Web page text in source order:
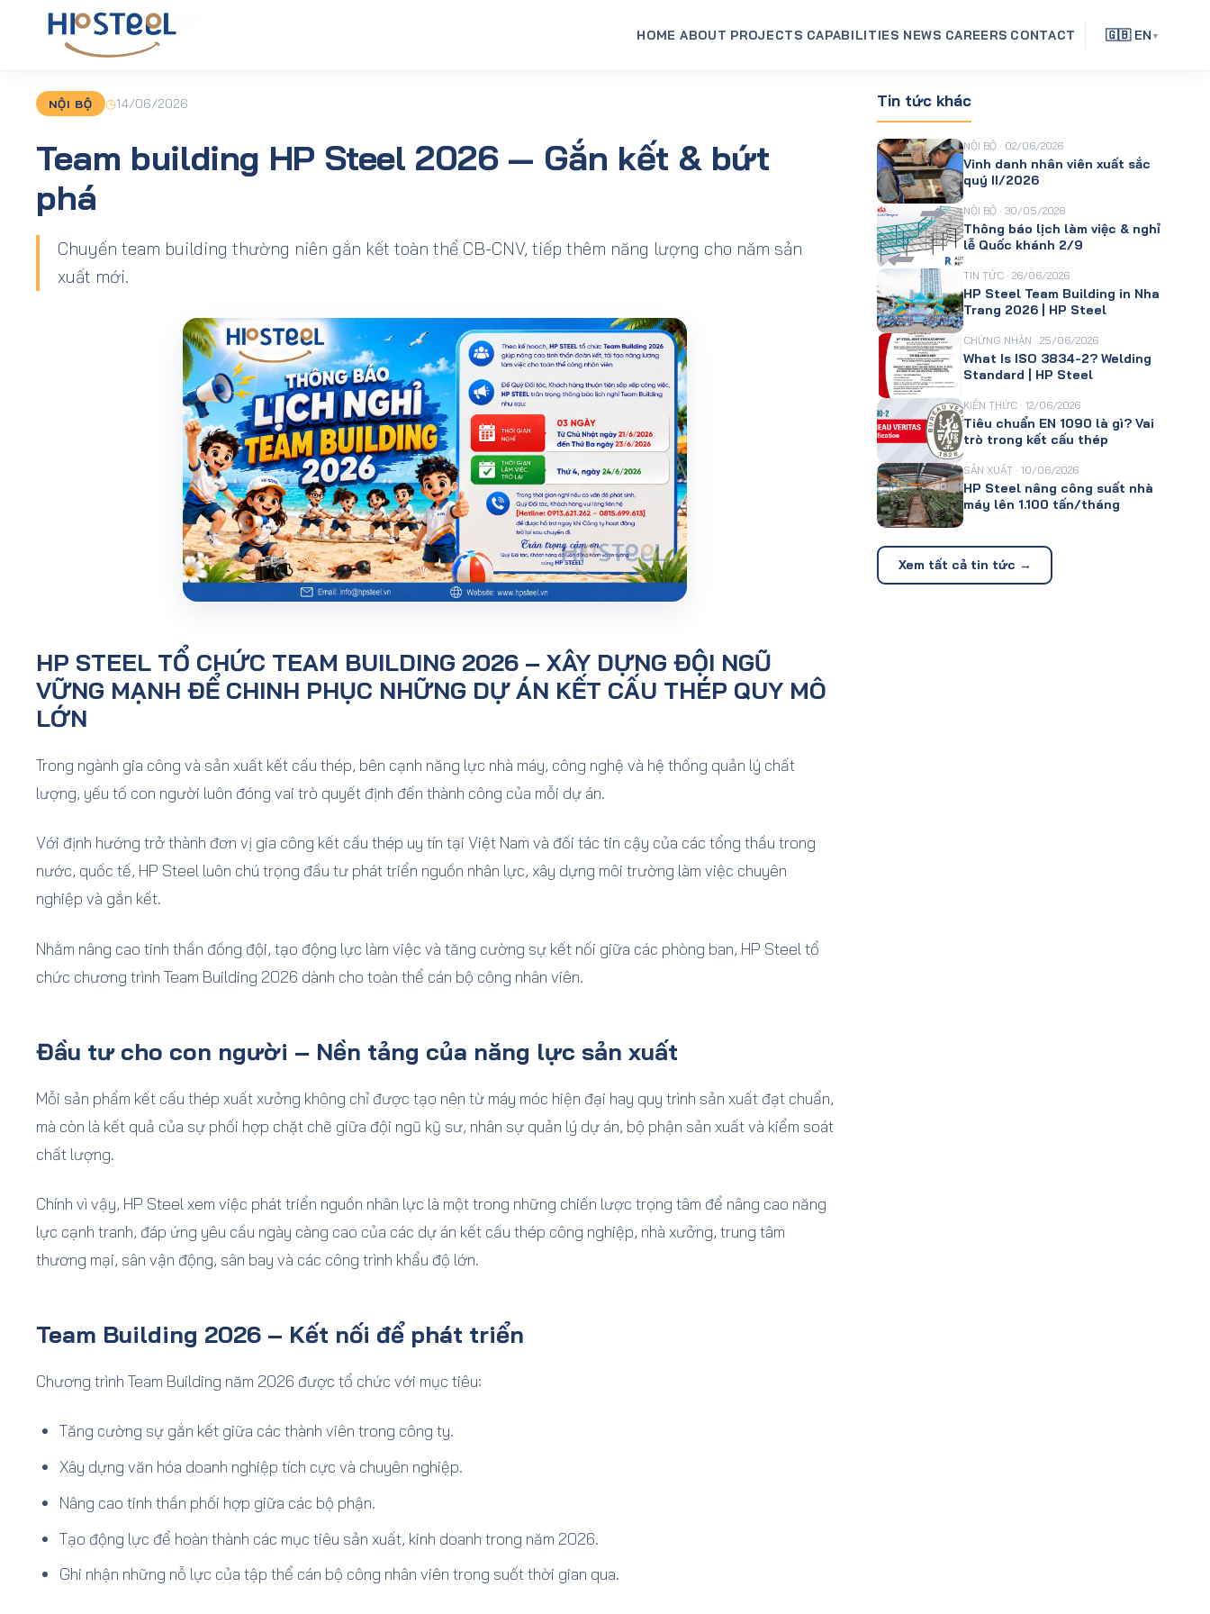
HOME ABOUT PROJECTS CAPABILITIES NEWS CAREERS CONTACT 🇬🇧 EN ▼
Trang chủ›Tin tức›NỘI BỘ
NỘI BỘ ◷14/06/2026
Team building HP Steel 2026 — Gắn kết & bứt
phá
Chuyến team building thường niên gắn kết toàn thể CB-CNV, tiếp thêm năng lượng cho năm sản
xuất mới.
HP STEEL TỔ CHỨC TEAM BUILDING 2026 – XÂY DỰNG ĐỘI NGŨ
VỮNG MẠNH ĐỂ CHINH PHỤC NHỮNG DỰ ÁN KẾT CẤU THÉP QUY MÔ
LỚN
Trong ngành gia công và sản xuất kết cấu thép, bên cạnh năng lực nhà máy, công nghệ và hệ thống quản lý chất
lượng, yếu tố con người luôn đóng vai trò quyết định đến thành công của mỗi dự án.
Với định hướng trở thành đơn vị gia công kết cấu thép uy tín tại Việt Nam và đối tác tin cậy của các tổng thầu trong
nước, quốc tế, HP Steel luôn chú trọng đầu tư phát triển nguồn nhân lực, xây dựng môi trường làm việc chuyên
nghiệp và gắn kết.
Nhằm nâng cao tinh thần đồng đội, tạo động lực làm việc và tăng cường sự kết nối giữa các phòng ban, HP Steel tổ
chức chương trình Team Building 2026 dành cho toàn thể cán bộ công nhân viên.
Đầu tư cho con người – Nền tảng của năng lực sản xuất
Mỗi sản phẩm kết cấu thép xuất xưởng không chỉ được tạo nên từ máy móc hiện đại hay quy trình sản xuất đạt chuẩn,
mà còn là kết quả của sự phối hợp chặt chẽ giữa đội ngũ kỹ sư, nhân sự quản lý dự án, bộ phận sản xuất và kiểm soát
chất lượng.
Chính vì vậy, HP Steel xem việc phát triển nguồn nhân lực là một trong những chiến lược trọng tâm để nâng cao năng
lực cạnh tranh, đáp ứng yêu cầu ngày càng cao của các dự án kết cấu thép công nghiệp, nhà xưởng, trung tâm
thương mại, sân vận động, sân bay và các công trình khẩu độ lớn.
Team Building 2026 – Kết nối để phát triển
Chương trình Team Building năm 2026 được tổ chức với mục tiêu:
Tăng cường sự gắn kết giữa các thành viên trong công ty.
Xây dựng văn hóa doanh nghiệp tích cực và chuyên nghiệp.
Nâng cao tinh thần phối hợp giữa các bộ phận.
Tạo động lực để hoàn thành các mục tiêu sản xuất, kinh doanh trong năm 2026.
Ghi nhận những nỗ lực của tập thể cán bộ công nhân viên trong suốt thời gian qua.
Tin tức khác
NỘI BỘ · 02/06/2026
Vinh danh nhân viên xuất sắc
quý II/2026
NỘI BỘ · 30/05/2026
Thông báo lịch làm việc & nghỉ
lễ Quốc khánh 2/9
TIN TỨC · 26/06/2026
HP Steel Team Building in Nha
Trang 2026 | HP Steel
CHỨNG NHẬN · 25/06/2026
What Is ISO 3834-2? Welding
Standard | HP Steel
KIẾN THỨC · 12/06/2026
Tiêu chuẩn EN 1090 là gì? Vai
trò trong kết cấu thép
SẢN XUẤT · 10/06/2026
HP Steel nâng công suất nhà
máy lên 1.100 tấn/tháng
Xem tất cả tin tức →